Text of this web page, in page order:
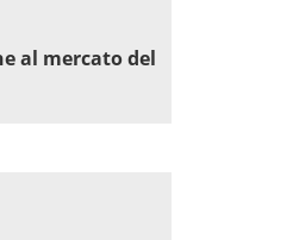
al mercato del